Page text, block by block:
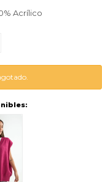
Acrílico